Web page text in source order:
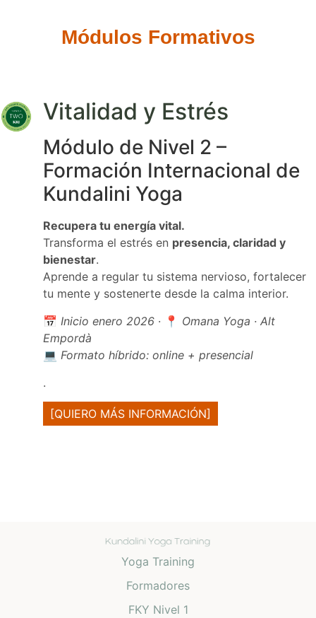
Módulos Formativos
Vitalidad y Estrés
Módulo de Nivel 2 –
Formación Internacional de
Kundalini Yoga
Recupera tu energía vital.
Transforma el estrés en presencia, claridad y
bienestar.
Aprende a regular tu sistema nervioso, fortalecer
tu mente y sostenerte desde la calma interior.
📅 Inicio enero 2026 · 📍 Omana Yoga · Alt
Empordà
💻 Formato híbrido: online + presencial
.
[QUIERO MÁS INFORMACIÓN]
Yoga Training
Formadores
FKY Nivel 1